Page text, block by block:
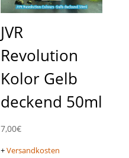
JVR
Revolution
Kolor Gelb
deckend 50ml
7,00€
+Versandkosten